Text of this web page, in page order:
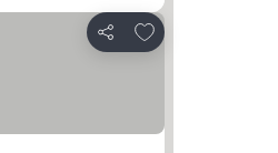
Sdílet
Přidat na